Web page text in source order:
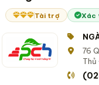
Tài trợ Xác
76
Thủ